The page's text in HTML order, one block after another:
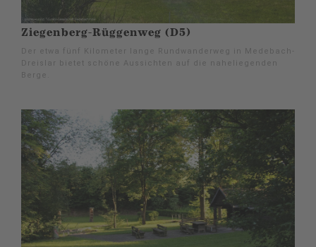
Ziegenberg-Rüggenweg (D5)
Der etwa fünf Kilometer lange Rundwanderweg in Medebach-
Dreislar bietet schöne Aussichten auf die naheliegenden
Berge.